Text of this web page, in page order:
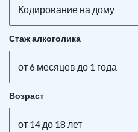
Кодирование на дому
Стаж алкоголика
от 6 месяцев до 1 года
Возраст
от 14 до 18 лет